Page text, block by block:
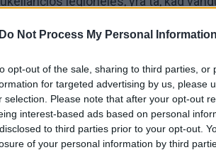
Do Not Process My Personal Information
opt-out of the sale, sharing to third parties, or
for targeted advertising by us, please
selection. Please note that after your opt-out
interest-based ads based on personal
to third parties prior to your opt-out.
of your personal information by third
patalpose, atostogų
pernelyg taupyti vandenį.
naujiena. Tačiau naujieji sprendimai
nuleidimo procesas tampa
technologijos. Kaip veikia
Linas Simanavičius.